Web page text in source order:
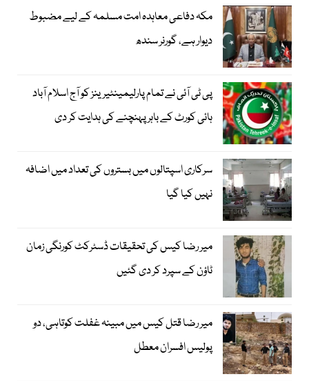
مکہ دفاعی معاہدہ امت مسلمہ کے لیے مضبوط
دیوار ہے، گورنر سندھ
پی ٹی آئی نے تمام پارلیمینٹیرینز کو آج اسلام آباد
ہائی کورٹ کے باہر پہنچنے کی ہدایت کر دی
سرکاری اسپتالوں میں بستروں کی تعداد میں اضافہ
نہیں کیا گیا
میر رضا کیس کی تحقیقات ڈسٹرکٹ کورنگی زمان
ٹاؤن کے سپرد کر دی گئیں
میر رضا قتل کیس میں مبینہ غفلت کوتاہی، دو
پولیس افسران معطل